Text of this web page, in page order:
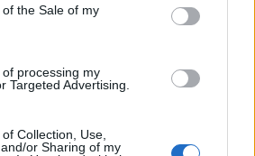
the Sale of my
processing my
Targeted Advertising.
Collection, Use,
or Sharing of my
Παρουσία
Έκθεση Εικόνων